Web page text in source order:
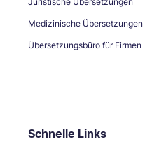
Medizinische Übersetzungen
Übersetzungsbüro für Firmen
Schnelle Links